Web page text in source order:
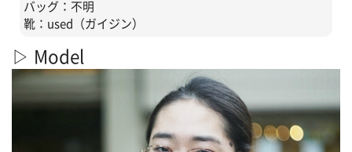
バッグ：不明
靴：used（ガイジン）
▷ Model